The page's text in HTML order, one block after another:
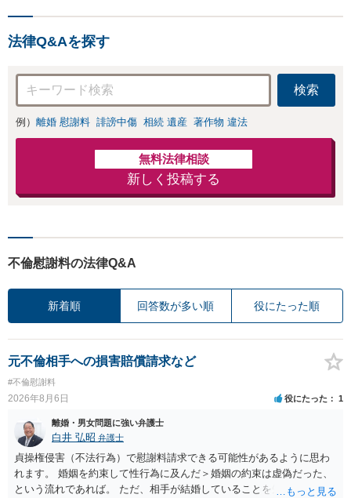
しい地域の皆さまも、
休日対応可】
法律Q&Aを探す
検索
例） 離婚 慰謝料 誹謗中傷 相続 遺産 著作物 違法
無料法律相談
新しく投稿する
不倫慰謝料の法律Q&A
新着順 回答数が多い順 役にたった順
元不倫相手への損害賠償請求など
#不倫慰謝料
2026年8月6日 役にたった 1
離婚・男女問題に強い弁護士
白井 弘昭 弁護士
貞操権侵害（不法行為）で慰謝料請求できる可能性があるように思わ
れます。 婚姻を約束して性行為に及んだ＞婚姻の約束は虚偽だった、
という流れであれば。 ただ、相手が結婚していることを知って行為に